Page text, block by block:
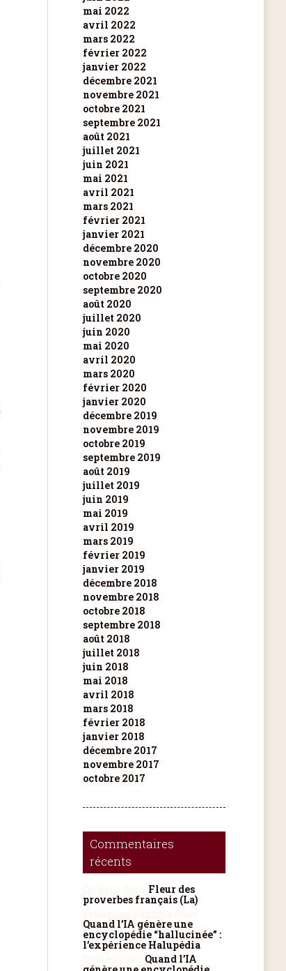
mai 2022
avril 2022
mars 2022
février 2022
janvier 2022
décembre 2021
novembre 2021
octobre 2021
septembre 2021
août 2021
juillet 2021
juin 2021
mai 2021
avril 2021
mars 2021
février 2021
janvier 2021
décembre 2020
novembre 2020
octobre 2020
septembre 2020
août 2020
juillet 2020
juin 2020
mai 2020
avril 2020
mars 2020
février 2020
janvier 2020
décembre 2019
novembre 2019
octobre 2019
septembre 2019
août 2019
juillet 2019
juin 2019
mai 2019
avril 2019
mars 2019
février 2019
janvier 2019
décembre 2018
novembre 2018
octobre 2018
septembre 2018
août 2018
juillet 2018
juin 2018
mai 2018
avril 2018
mars 2018
février 2018
janvier 2018
décembre 2017
novembre 2017
octobre 2017
Commentaires
récents
Fleur des
proverbes français (La)
Quand l’IA génère une
encyclopédie “hallucinée” :
l’expérience Halupédia
Quand l’IA